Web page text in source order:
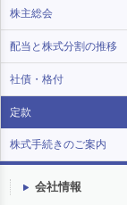
株主総会
配当と株式分割の推移
社債・格付
定款
株式手続きのご案内
会社情報